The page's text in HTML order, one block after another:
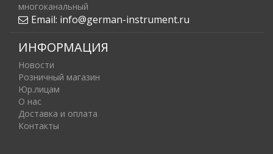
многоканальный
Email: info@german-instrument.ru
ИНФОРМАЦИЯ
Новости
Розничный магазин
Юр.лицам
О нас
Доставка и оплата
Контакты